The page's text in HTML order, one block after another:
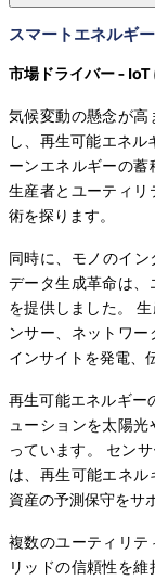
スマートエネルギ
市場ドライバー -
気候変動の懸念が高
し、再生可能エネ
ーンエネルギーの
生産者とユーティ
術を探ります。
同時に、モノのイン
データ生成革命は
を提供しました。
ンサー、ネットワ
インサイトを発電、
再生可能エネルギー
ューションを太陽
っています。 セン
は、再生可能エネル
資産の予測保守をサ
複数のユーティリ
リッドの信頼性を